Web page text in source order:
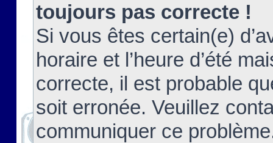
toujours pas correcte !
Si vous êtes certain(e)
horaire et l’heure d’été
correcte, il est probable
soit erronée. Veuillez
communiquer ce